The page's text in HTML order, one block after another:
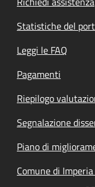
Statistiche del
Leggi le FAQ
Pagamenti
Riepilogo
Segnalazione
Piano di
Comune di